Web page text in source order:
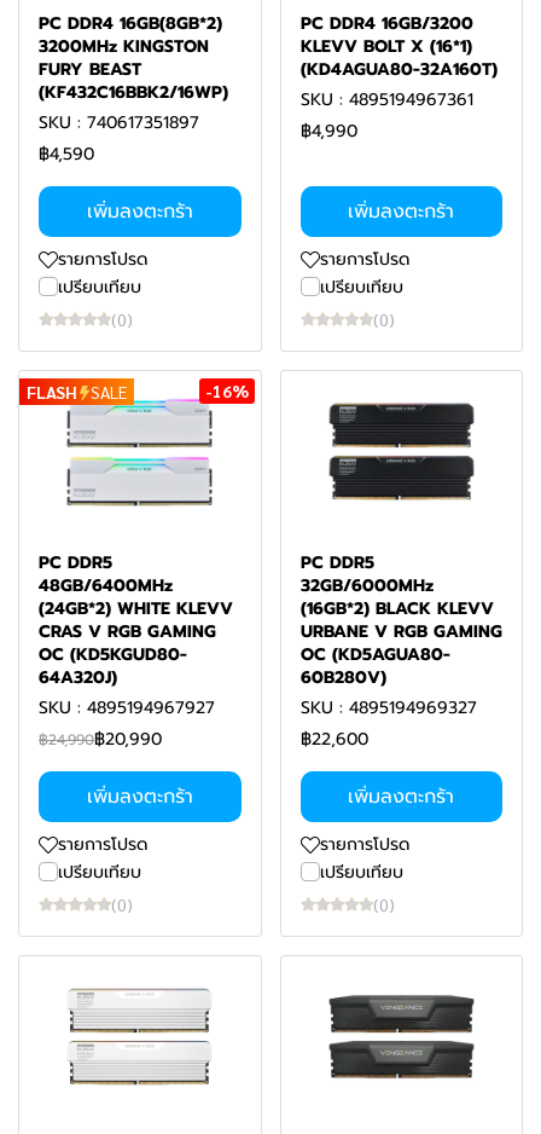
PC DDR4 16GB(8GB*2)
3200MHz KINGSTON
FURY BEAST
(KF432C16BBK2/16WP)
SKU : 740617351897
฿4,590
เพิ่มลงตะกร้า
รายการโปรด
เปรียบเทียบ
(0)
PC DDR4 16GB/3200
KLEVV BOLT X (16*1)
(KD4AGUA80-32A160T)
SKU : 4895194967361
฿4,990
เพิ่มลงตะกร้า
รายการโปรด
เปรียบเทียบ
(0)
FLASH SALE -16%
PC DDR5
48GB/6400MHz
(24GB*2) WHITE KLEVV
CRAS V RGB GAMING
OC (KD5KGUD80-
64A320J)
SKU : 4895194967927
฿24,990฿20,990
เพิ่มลงตะกร้า
รายการโปรด
เปรียบเทียบ
(0)
PC DDR5
32GB/6000MHz
(16GB*2) BLACK KLEVV
URBANE V RGB GAMING
OC (KD5AGUA80-
60B280V)
SKU : 4895194969327
฿22,600
เพิ่มลงตะกร้า
รายการโปรด
เปรียบเทียบ
(0)